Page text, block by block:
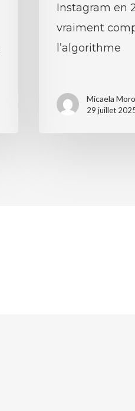
Instagram en
vraiment
l’algorithme
Micaela
29 juillet